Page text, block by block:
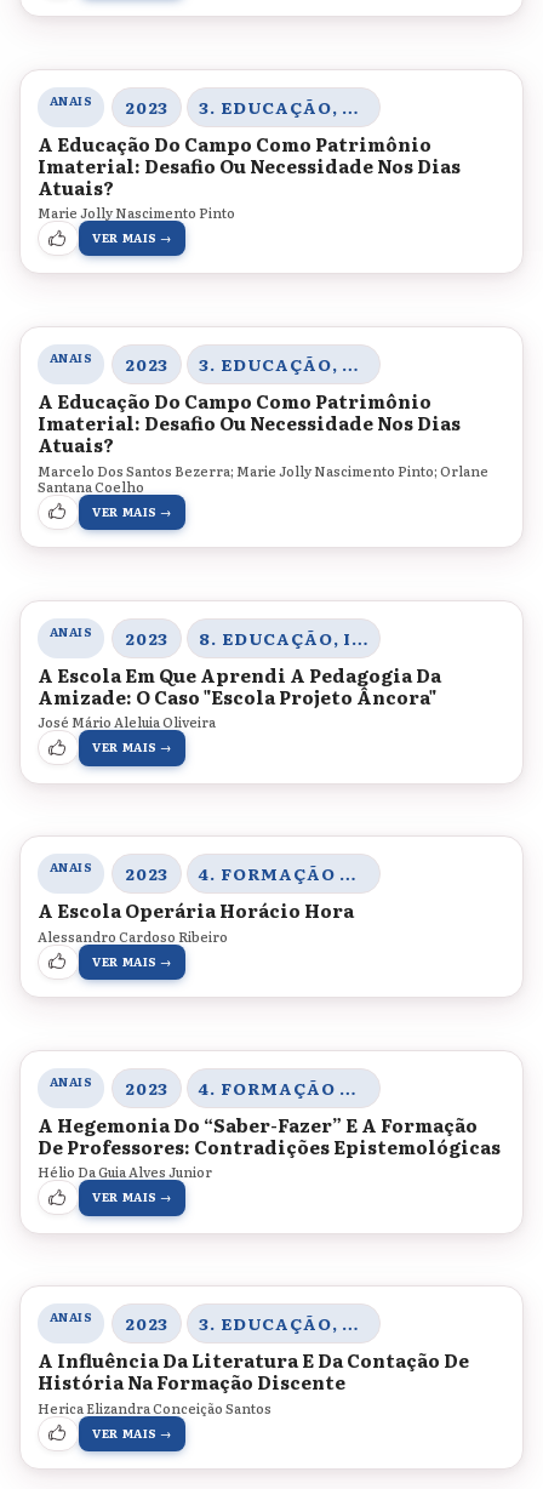
ANAIS 2023 3. EDUCAÇÃO, SOCIEDADE E PRÁTICAS EDUCATIVAS
A Educação Do Campo Como Patrimônio
Imaterial: Desafio Ou Necessidade Nos Dias
Atuais?
Marie Jolly Nascimento Pinto
VER MAIS →
ANAIS 2023 3. EDUCAÇÃO, SOCIEDADE E PRÁTICAS EDUCATIVAS
A Educação Do Campo Como Patrimônio
Imaterial: Desafio Ou Necessidade Nos Dias
Atuais?
Marcelo Dos Santos Bezerra; Marie Jolly Nascimento Pinto; Orlane
Santana Coelho
VER MAIS →
ANAIS 2023 8. EDUCAÇÃO, INOVAÇÃO E TECNOLOGIAS
A Escola Em Que Aprendi A Pedagogia Da
Amizade: O Caso "Escola Projeto Âncora"
José Mário Aleluia Oliveira
VER MAIS →
ANAIS 2023 4. FORMAÇÃO DE PROFESSORES, MEMÓRIAS E HISTÓRIA DA EDUCAÇÃO
A Escola Operária Horácio Hora
Alessandro Cardoso Ribeiro
VER MAIS →
ANAIS 2023 4. FORMAÇÃO DE PROFESSORES, MEMÓRIAS E HISTÓRIA DA EDUCAÇÃO
A Hegemonia Do “Saber-Fazer” E A Formação
De Professores: Contradições Epistemológicas
Hélio Da Guia Alves Junior
VER MAIS →
ANAIS 2023 3. EDUCAÇÃO, SOCIEDADE E PRÁTICAS EDUCATIVAS
A Influência Da Literatura E Da Contação De
História Na Formação Discente
Herica Elizandra Conceição Santos
VER MAIS →